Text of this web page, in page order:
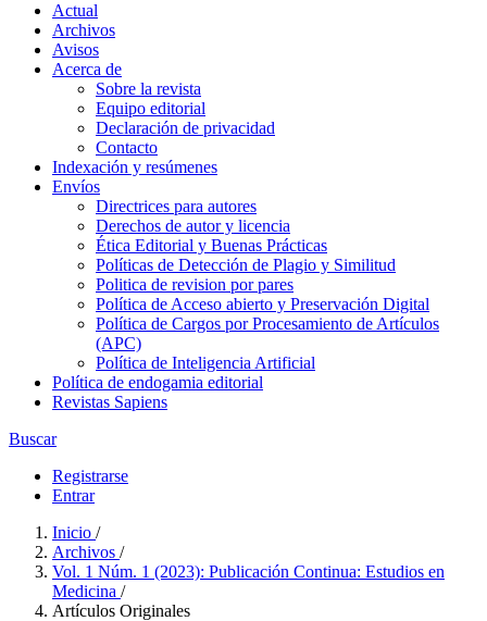
Actual
Archivos
Avisos
Acerca de
Sobre la revista
Equipo editorial
Declaración de privacidad
Contacto
Indexación y resúmenes
Envíos
Directrices para autores
Derechos de autor y licencia
Ética Editorial y Buenas Prácticas
Políticas de Detección de Plagio y Similitud
Politica de revision por pares
Política de Acceso abierto y Preservación Digital
Política de Cargos por Procesamiento de Artículos
(APC)
Política de Inteligencia Artificial
Política de endogamia editorial
Revistas Sapiens
Buscar
Registrarse
Entrar
Inicio /
Archivos /
Vol. 1 Núm. 1 (2023): Publicación Continua: Estudios en
Medicina /
Artículos Originales